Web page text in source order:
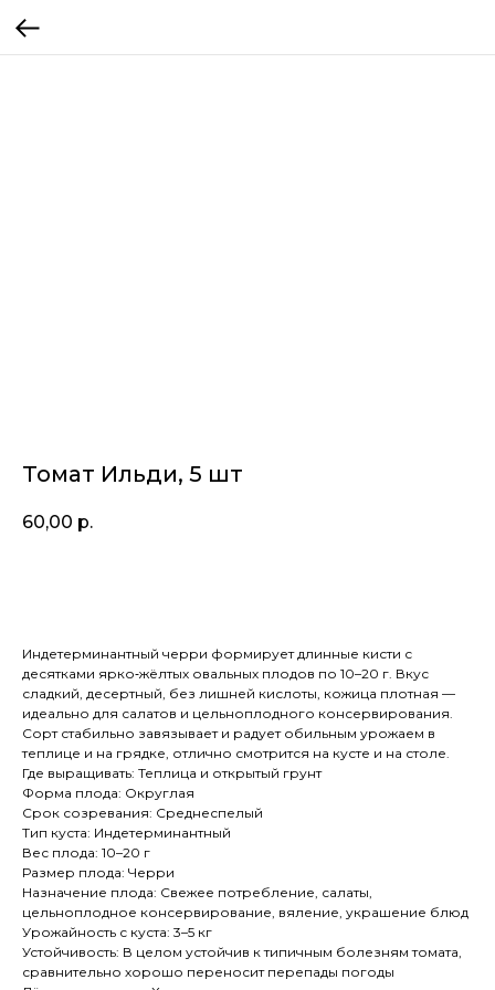
Томат Ильди, 5 шт
60,00 р.
Индетерминантный черри формирует длинные кисти с
десятками ярко‑жёлтых овальных плодов по 10–20 г. Вкус
сладкий, десертный, без лишней кислоты, кожица плотная —
идеально для салатов и цельноплодного консервирования.
Сорт стабильно завязывает и радует обильным урожаем в
теплице и на грядке, отлично смотрится на кусте и на столе.
Где выращивать: Теплица и открытый грунт
Форма плода: Округлая
Срок созревания: Среднеспелый
Тип куста: Индетерминантный
Вес плода: 10–20 г
Размер плода: Черри
Назначение плода: Свежее потребление, салаты,
цельноплодное консервирование, вяление, украшение блюд
Урожайность с куста: 3–5 кг
Устойчивость: В целом устойчив к типичным болезням томата,
сравнительно хорошо переносит перепады погоды